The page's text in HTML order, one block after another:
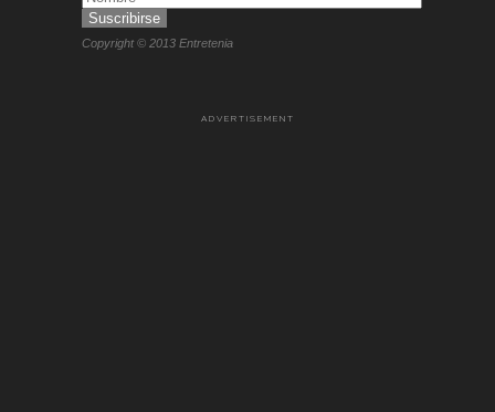
Copyright © 2013 Entretenia
ADVERTISEMENT